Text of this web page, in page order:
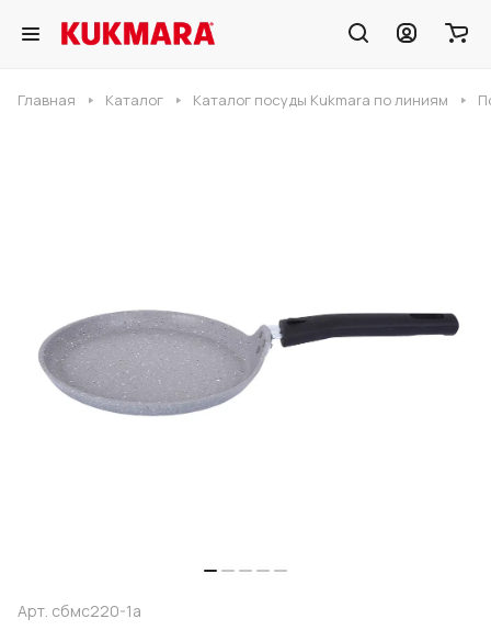
Главная Каталог Каталог посуды Kukmara по линиям
Арт. сбмс220-1а